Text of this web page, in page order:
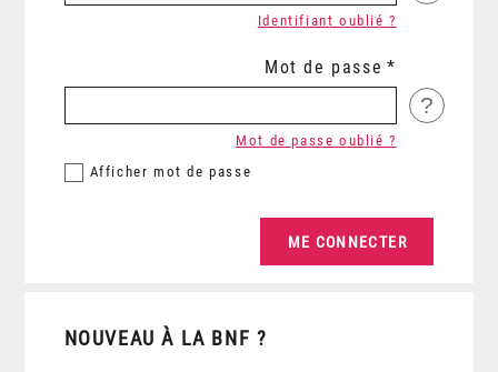
Identifiant oublié ?
Mot de passe
?
Afficher mot de passe
Mot de passe oublié ?
NOUVEAU À LA BNF ?